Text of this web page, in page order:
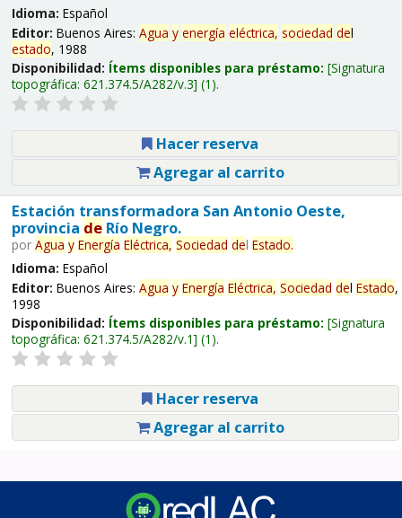
Idioma: Español
Editor: Buenos Aires: Agua y energía eléctrica, sociedad del
estado, 1988
Disponibilidad: Ítems disponibles para préstamo: Signatura
topográfica: 621.374.5/A282/v.3 (1).
Hacer reserva
Agregar al carrito
Estación transformadora San Antonio Oeste,
provincia deRío Negro.
por Agua y Energía Eléctrica, Sociedad del Estado.
Idioma: Español
Editor: Buenos Aires: Agua y Energía Eléctrica, Sociedad del Estado,
1998
Disponibilidad: Ítems disponibles para préstamo: Signatura
topográfica: 621.374.5/A282/v.1 (1).
Hacer reserva
Agregar al carrito